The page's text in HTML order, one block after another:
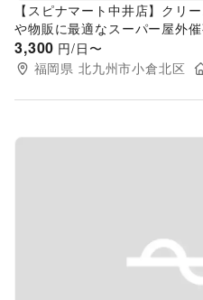
【スピナマート中井店】クリ
や物販に最適なスーパー屋外
3,300 円/日〜
福岡県 北九州市小倉北区
Previous slide